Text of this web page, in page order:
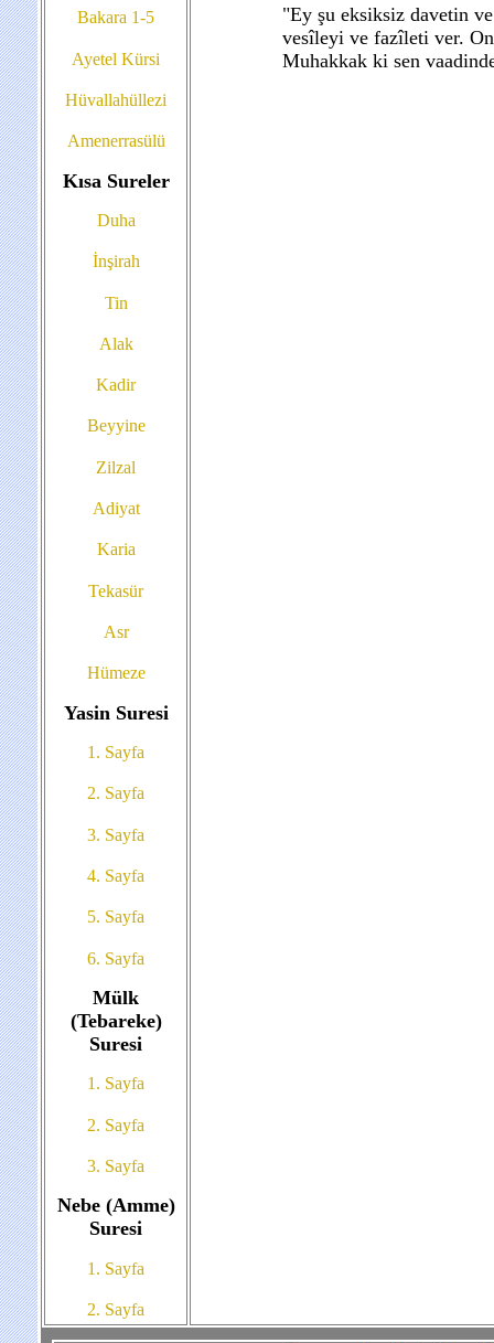
Bakara 1-5
Ayetel Kürsi
Hüvallahüllezi
Amenerrasülü
Kısa Sureler
Duha
İnşirah
Tin
Alak
Kadir
Beyyine
Zilzal
Adiyat
Karia
Tekasür
Asr
Hümeze
Yasin Suresi
1. Sayfa
2. Sayfa
3. Sayfa
4. Sayfa
5. Sayfa
6. Sayfa
Mülk
(Tebareke)
Suresi
1. Sayfa
2. Sayfa
3. Sayfa
Nebe (Amme)
Suresi
1. Sayfa
2. Sayfa
"Ey şu eksiksiz davetin
vesîleyi ve fazîleti ver.
Muhakkak ki sen